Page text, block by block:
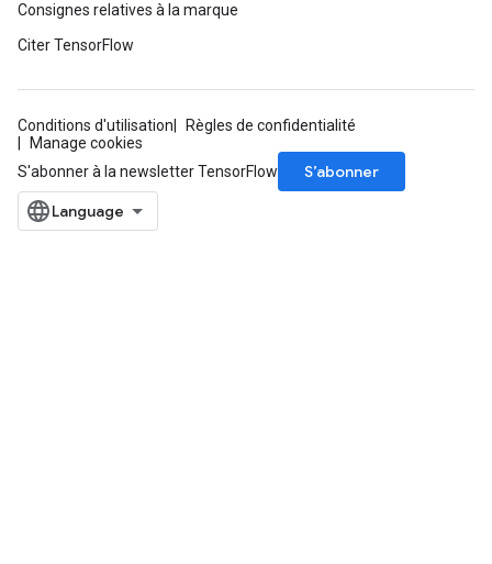
Consignes relatives à la marque
Citer TensorFlow
Conditions d'utilisation
Règles de confidentialité
Manage cookies
S'abonner à la newsletter TensorFlow
S’abonner